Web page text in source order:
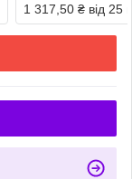
1 317,50 ₴ від 25